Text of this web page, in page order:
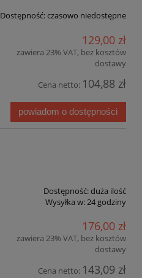
Dostępność:czasowo niedostępne
129,00 zł
zawiera 23% VAT, bez kosztów
dostawy
Cena netto: 104,88 zł
powiadom o dostępności
Dostępność:duża ilość
Wysyłka w:24 godziny
176,00 zł
zawiera 23% VAT, bez kosztów
dostawy
Cena netto: 143,09 zł